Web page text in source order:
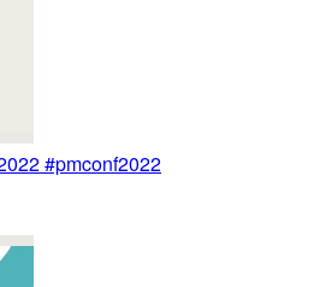
#pmconf2022